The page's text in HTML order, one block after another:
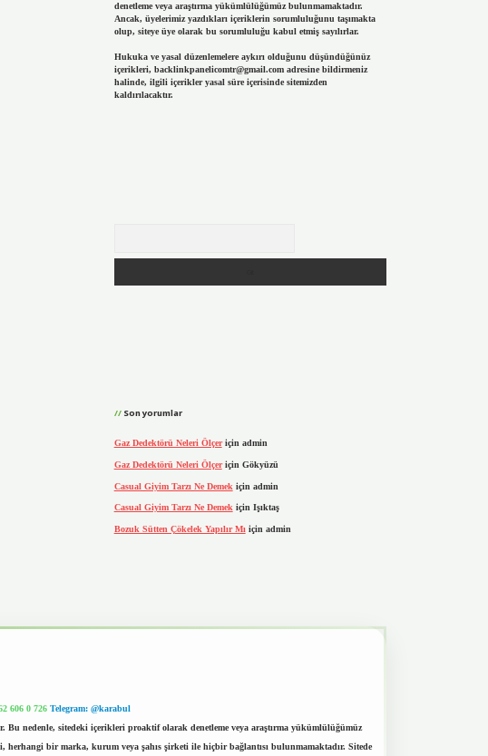
denetleme veya araştırma yükümlülüğümüz bulunmamaktadır.
Ancak, üyelerimiz yazdıkları içeriklerin sorumluluğunu taşımakta
olup, siteye üye olarak bu sorumluluğu kabul etmiş sayılırlar.
Hukuka ve yasal düzenlemelere aykırı olduğunu düşündüğünüz
içerikleri, backlinkpanelicomtr@gmail.comadresine bildirmeniz
halinde, ilgili içerikler yasal süre içerisinde sitemizden
kaldırılacaktır.
Son yorumlar
Gaz Dedektörü Neleri Ölçeriçin admin
Gaz Dedektörü Neleri Ölçeriçin Gökyüzü
Casual Giyim Tarzı Ne Demek için admin
Casual Giyim Tarzı Ne Demek için Işıktaş
Bozuk Sütten Çökelek Yapılır Mı için admin
606 0 726 Telegram: @karabul
Bu nedenle, sitedeki içerikleri proaktif olarak denetleme veya araştırma yükümlülüğümüz
bir marka, kurum veya şahıs şirketi ile hiçbir bağlantısı bulunmamaktadır. Sitede